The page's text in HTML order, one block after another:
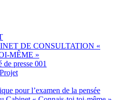
DE CONSULTATION «
MÊME »
presse 001
pour l’examen de la pensée